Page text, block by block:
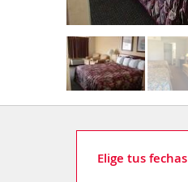
Elige tus fechas